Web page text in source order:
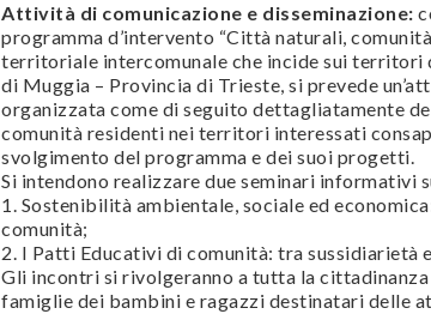
Attività di comunicazione e disseminazione:
programma d’intervento “Città naturali,
territoriale intercomunale che incide sui territori
di Muggia – Provincia di Trieste, si prevede
organizzata come di seguito dettagliatamente
comunità residenti nei territori interessati
svolgimento del programma e dei suoi progetti.
Si intendono realizzare due seminari informativi
1. Sostenibilità ambientale, sociale ed
comunità;
2. I Patti Educativi di comunità: tra sussidiarietà
Gli incontri si rivolgeranno a tutta la
famiglie dei bambini e ragazzi destinatari delle